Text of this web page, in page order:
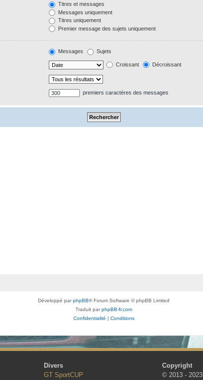
Titres et messages
Messages uniquement
Titres uniquement
Premier message des sujets uniquement
Messages Sujets
Croissant Décroissant
premiers caractères des messages
Développé parphpBB® Forum Software © phpBB Limited
Traduit parphpBB-fr.com
Confidentialité | Conditions
Divers
GT SportCUP
Copyright
© 2013 - 2023